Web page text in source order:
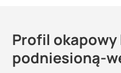
Profil okapowy
podniesioną-
Dlaczego
estetyczny wygląd
Kontakt